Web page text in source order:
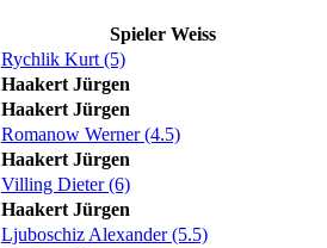
Spieler Weiss
Rychlik Kurt (5)
Haakert Jürgen
Haakert Jürgen
Romanow Werner (4.5)
Haakert Jürgen
Villing Dieter (6)
Haakert Jürgen
Ljuboschiz Alexander (5.5)